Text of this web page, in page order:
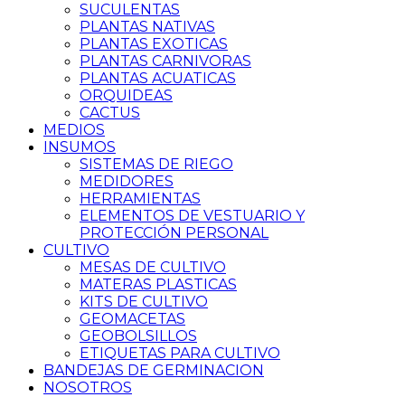
SUCULENTAS
PLANTAS NATIVAS
PLANTAS EXOTICAS
PLANTAS CARNIVORAS
PLANTAS ACUATICAS
ORQUIDEAS
CACTUS
MEDIOS
INSUMOS
SISTEMAS DE RIEGO
MEDIDORES
HERRAMIENTAS
ELEMENTOS DE VESTUARIO Y
PROTECCIÓN PERSONAL
CULTIVO
MESAS DE CULTIVO
MATERAS PLASTICAS
KITS DE CULTIVO
GEOMACETAS
GEOBOLSILLOS
ETIQUETAS PARA CULTIVO
BANDEJAS DE GERMINACION
NOSOTROS